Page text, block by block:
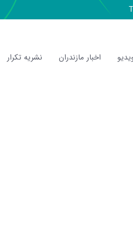
اخبار مازندران نشریه تکرار